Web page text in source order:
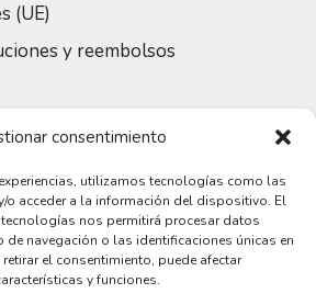
consentimiento
utilizamos tecnologías como las
o acceder a la información del dispositivo. El
nos permitirá procesar datos
navegación o las identificaciones únicas en
el consentimiento, puede afectar
y funciones.
(UE)
y reembolsos